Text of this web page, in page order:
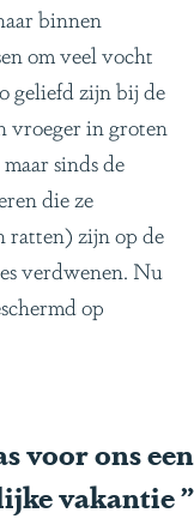
binnen
om veel vocht
geliefd zijn bij de
vroeger in groten
sinds de
die ze
ratten) zijn op de
verdwenen. Nu
op
voor ons een
vakantie”